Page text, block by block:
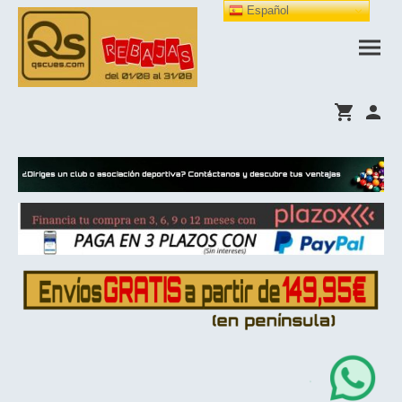
Español